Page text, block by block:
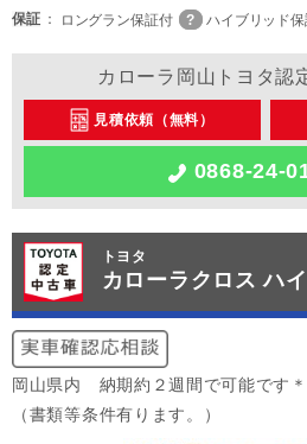
保証
ロングラン保証付 ハイブリッド
カローラ岡山トヨタ認
見積依頼（無料）
0868-24-
トヨタ
カローラクロス ハ
岡山県内 納期約２週間で可能です＊
（書類等条件有ります。）